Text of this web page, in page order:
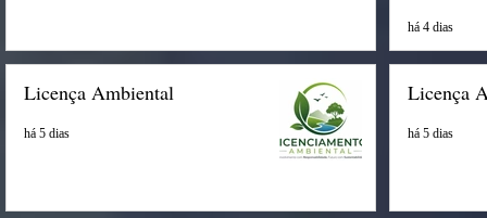
há 4 dias
Licença Ambiental
há 5 dias
Licença
há 5 dias